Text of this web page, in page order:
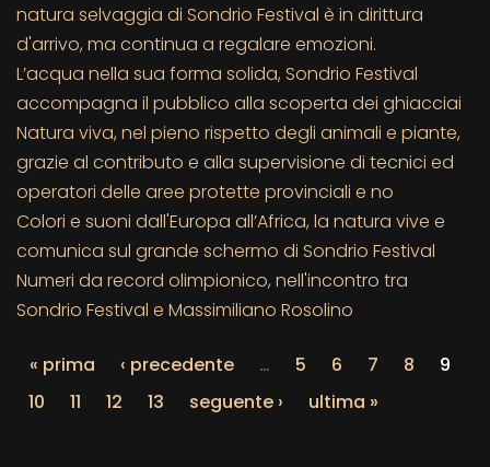
natura selvaggia di Sondrio Festival è in dirittura
d'arrivo, ma continua a regalare emozioni.
L’acqua nella sua forma solida, Sondrio Festival
accompagna il pubblico alla scoperta dei ghiacciai
Natura viva, nel pieno rispetto degli animali e piante,
grazie al contributo e alla supervisione di tecnici ed
operatori delle aree protette provinciali e no
Colori e suoni dall'Europa all’Africa, la natura vive e
comunica sul grande schermo di Sondrio Festival
Numeri da record olimpionico, nell'incontro tra
Sondrio Festival e Massimiliano Rosolino
« prima ‹ precedente … 5 6 7 8
9
10
11 12 13 seguente › ultima »